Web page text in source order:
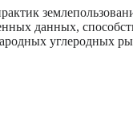
данных,
углеродных